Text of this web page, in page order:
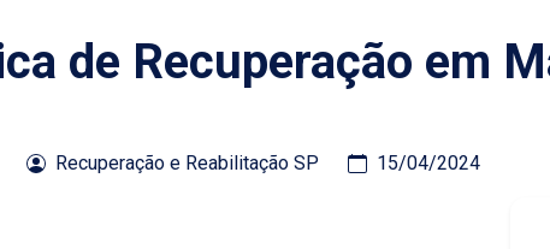
de Recuperação em
Recuperação e Reabilitação SP 15/04/2024